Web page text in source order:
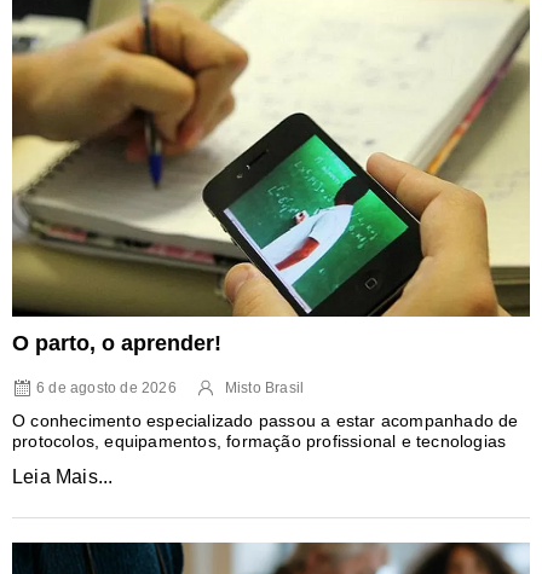
O parto, o aprender!
6 de agosto de 2026 Misto Brasil
O conhecimento especializado passou a estar acompanhado de
protocolos, equipamentos, formação profissional e tecnologias
Leia Mais...